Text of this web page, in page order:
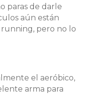
paras de darle
aún están
running, pero no lo
el aeróbico,
arma para